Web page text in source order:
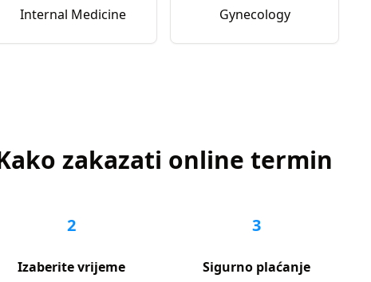
Internal Medicine Gynecology
zakazati online termin
2
Izaberite vrijeme
3
Sigurno plaćanje